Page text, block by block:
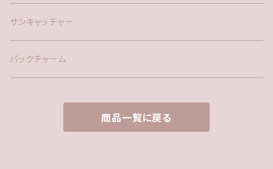
時計
サンキャッチャー
サンキャッチャー
バックチャーム
商品一覧に戻る